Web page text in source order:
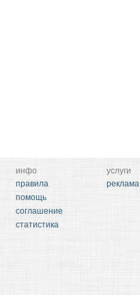
инфо
правила
помощь
соглашение
статистика
услуги
реклама